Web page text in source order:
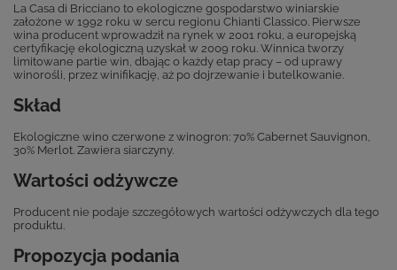
La Casa di Bricciano to ekologiczne gospodarstwo winiarskie
założone w 1992 roku w sercu regionu Chianti Classico. Pierwsze
wina producent wprowadził na rynek w 2001 roku, a europejską
certyfikację ekologiczną uzyskał w 2009 roku. Winnica tworzy
limitowane partie win, dbając o każdy etap pracy – od uprawy
winorośli, przez winifikację, aż po dojrzewanie i butelkowanie.
Skład
Ekologiczne wino czerwone z winogron: 70% Cabernet Sauvignon,
30% Merlot. Zawiera siarczyny.
Wartości odżywcze
Producent nie podaje szczegółowych wartości odżywczych dla tego
produktu.
Propozycja podania